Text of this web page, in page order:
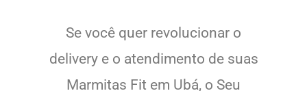
Se você quer revolucionar o
delivery e o atendimento de suas
Marmitas Fit em Ubá, o Seu